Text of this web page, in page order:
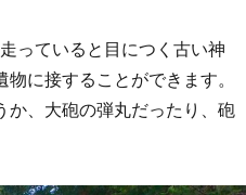
っていると目につく古い神
に接することができます。
か、大砲の弾丸だったり、砲